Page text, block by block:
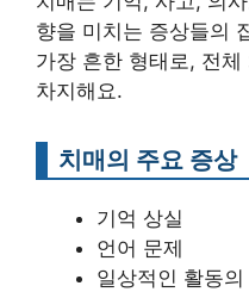
향을 미치는 증상들의
가장 흔한 형태로, 전
차지해요.
치매의 주요 증상
기억 상실
언어 문제
일상적인 활동